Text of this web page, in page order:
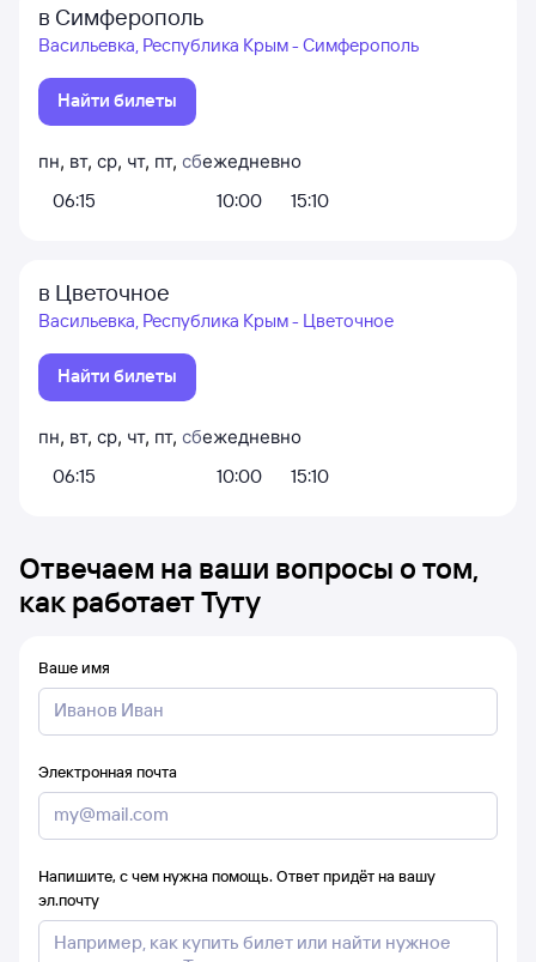
в Симферополь
Васильевка, Республика Крым - Симферополь
Найти билеты
пн, вт, ср, чт, пт, сб
06:15
ежедневно
10:00
15:10
в Цветочное
Васильевка, Республика Крым - Цветочное
Найти билеты
пн, вт, ср, чт, пт, сб
06:15
ежедневно
10:00
15:10
Отвечаем на ваши вопросы о том,
как работает Туту
Ваше имя
Электронная почта
Напишите, с чем нужна помощь. Ответ придёт на вашу
эл.почту